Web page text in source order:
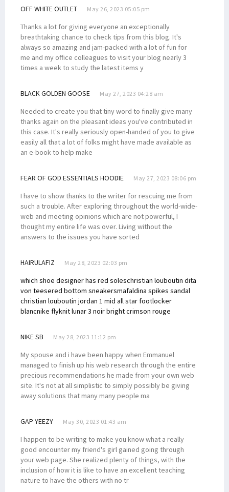
OFF WHITE OUTLET May 26, 2023 05:05 pm
Thanks a lot for giving everyone an exceptionally
breathtaking chance to check tips from this blog. It's
always so amazing and jam-packed with a lot of fun for
me and my office colleagues to visit your blog nearly 3
times a week to study the latest items y
BLACK GOLDEN GOOSE May 27, 2023 04:28 am
Needed to create you that tiny word to finally give many
thanks again on the pleasant ideas you've contributed in
this case. It's really seriously open-handed of you to give
easily all that a lot of folks might have made available as
an e-book to help make
FEAR OF GOD ESSENTIALS HOODIE May 27, 2023 08:06 pm
I have to show thanks to the writer for rescuing me from
such a trouble. After exploring throughout the world-wide-
web and meeting opinions which are not powerful, I
thought my entire life was over. Living without the
answers to the issues you have sorted
HAIRULAFIZ May 28, 2023 02:03 pm
which shoe designer has red soleschristian louboutin dita
von teesered bottom sneakersmafaldina spikes sandal
christian louboutin jordan 1 mid all star footlocker
blancnike flyknit lunar 3 noir bright crimson rouge
NIKE SB May 28, 2023 11:12 pm
My spouse and i have been happy when Emmanuel
managed to finish up his web research through the entire
precious recommendations he made from your own web
site. It's not at all simplistic to simply possibly be giving
away solutions that many many people ma
GAP YEEZY May 30, 2023 01:43 am
I happen to be writing to make you know what a really
good encounter my friend's girl gained going through
your web page. She realized plenty of things, with the
inclusion of how it is like to have an excellent teaching
nature to have the others with no tr